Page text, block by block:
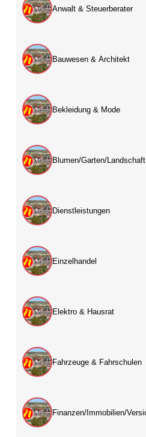
Anwalt & Steuerberater
Bauwesen & Architekt
Bekleidung & Mode
Blumen/Garten/Landschaft
Dienstleistungen
Einzelhandel
Elektro & Hausrat
Fahrzeuge & Fahrschulen
Finanzen/Immobilien/